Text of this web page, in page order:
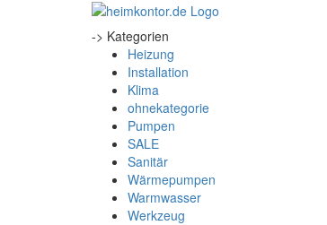
-> Kategorien
Heizung
Installation
Klima
ohnekategorie
Pumpen
SALE
Sanitär
Wärmepumpen
Warmwasser
Werkzeug